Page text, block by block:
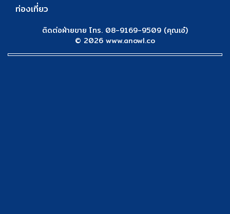
ท่องเที่ยว
ติดต่อฝ่ายขาย โทร. 08-9169-9509 (คุณเอ๋)
© 2026 www.anowl.co